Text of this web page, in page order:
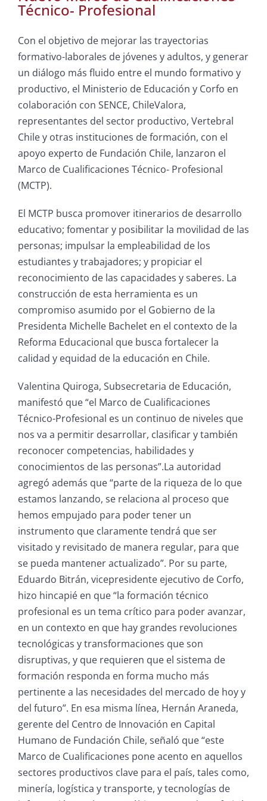
Técnico- Profesional
Con el objetivo de mejorar las trayectorias
formativo-laborales de jóvenes y adultos, y generar
un diálogo más fluido entre el mundo formativo y
productivo, el Ministerio de Educación y Corfo en
colaboración con SENCE, ChileValora,
representantes del sector productivo, Vertebral
Chile y otras instituciones de formación, con el
apoyo experto de Fundación Chile, lanzaron el
Marco de Cualificaciones Técnico- Profesional
(MCTP).
El MCTP busca promover itinerarios de desarrollo
educativo; fomentar y posibilitar la movilidad de las
personas; impulsar la empleabilidad de los
estudiantes y trabajadores; y propiciar el
reconocimiento de las capacidades y saberes. La
construcción de esta herramienta es un
compromiso asumido por el Gobierno de la
Presidenta Michelle Bachelet en el contexto de la
Reforma Educacional que busca fortalecer la
calidad y equidad de la educación en Chile.
Valentina Quiroga, Subsecretaria de Educación,
manifestó que “el Marco de Cualificaciones
Técnico-Profesional es un continuo de niveles que
nos va a permitir desarrollar, clasificar y también
reconocer competencias, habilidades y
conocimientos de las personas”.La autoridad
agregó además que “parte de la riqueza de lo que
estamos lanzando, se relaciona al proceso que
hemos empujado para poder tener un
instrumento que claramente tendrá que ser
visitado y revisitado de manera regular, para que
se pueda mantener actualizado”. Por su parte,
Eduardo Bitrán, vicepresidente ejecutivo de Corfo,
hizo hincapié en que “la formación técnico
profesional es un tema crítico para poder avanzar,
en un contexto en que hay grandes revoluciones
tecnológicas y transformaciones que son
disruptivas, y que requieren que el sistema de
formación responda en forma mucho más
pertinente a las necesidades del mercado de hoy y
del futuro”. En esa misma línea, Hernán Araneda,
gerente del Centro de Innovación en Capital
Humano de Fundación Chile, señaló que “este
Marco de Cualificaciones pone acento en aquellos
sectores productivos clave para el país, tales como,
minería, logística y transporte, y tecnologías de